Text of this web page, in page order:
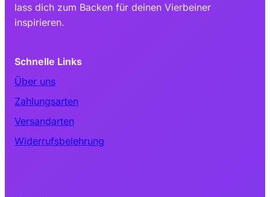
lass dich zum Backen für deinen Vierbeiner
inspirieren.
Schnelle Links
Über uns
Zahlungsarten
Versandarten
Widerrufsbelehrung